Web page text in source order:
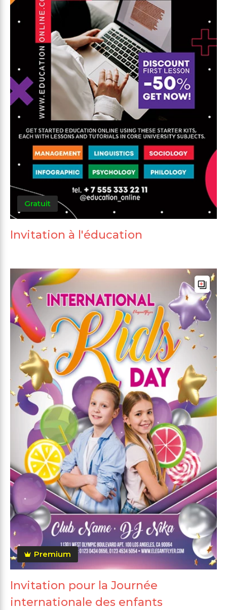
Gratuit
Invitation à l'éducation
Premium
Invitation pour la Journée
internationale des enfants